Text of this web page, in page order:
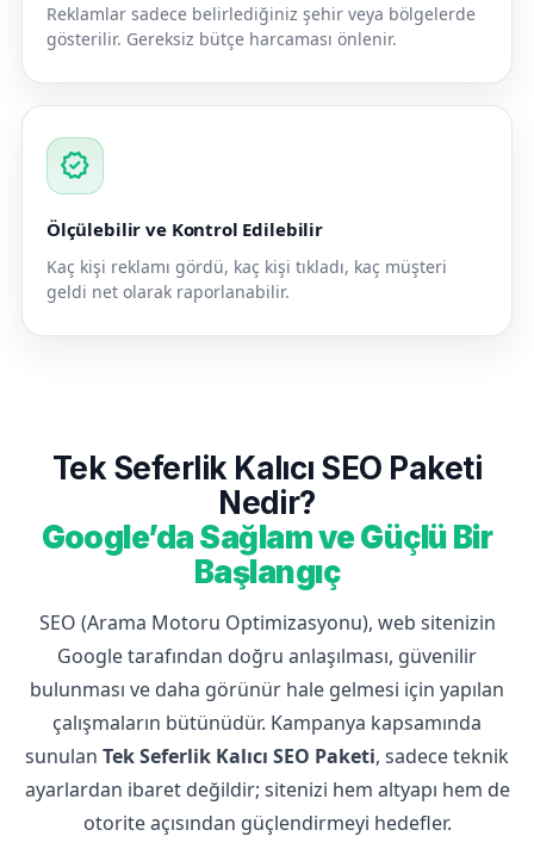
Reklamlar sadece belirlediğiniz şehir veya bölgelerde
gösterilir. Gereksiz bütçe harcaması önlenir.
verified
Ölçülebilir ve Kontrol Edilebilir
Kaç kişi reklamı gördü, kaç kişi tıkladı, kaç müşteri
geldi net olarak raporlanabilir.
Tek Seferlik Kalıcı SEO Paketi
Nedir?
Google’da Sağlam ve Güçlü Bir
Başlangıç
SEO (Arama Motoru Optimizasyonu), web sitenizin
Google tarafından doğru anlaşılması, güvenilir
bulunması ve daha görünür hale gelmesi için yapılan
çalışmaların bütünüdür. Kampanya kapsamında
sunulan Tek Seferlik Kalıcı SEO Paketi, sadece teknik
ayarlardan ibaret değildir; sitenizi hem altyapı hem de
otorite açısından güçlendirmeyi hedefler.